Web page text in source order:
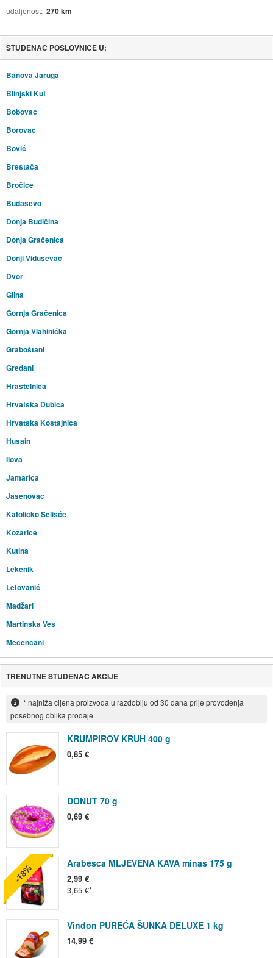
udaljenost 270 km
STUDENAC POSLOVNICE U:
Banova Jaruga
Blinjski Kut
Bobovac
Borovac
Bović
Brestača
Bročice
Budaševo
Donja Budičina
Donja Gračenica
Donji Viduševac
Dvor
Glina
Gornja Gračenica
Gornja Vlahinićka
Graboštani
Gređani
Hrastelnica
Hrvatska Dubica
Hrvatska Kostajnica
Husain
Ilova
Jamarica
Jasenovac
Katoličko Selišće
Kozarice
Kutina
Lekenik
Letovanić
Madžari
Martinska Ves
Mečenčani
TRENUTNE STUDENAC AKCIJE
* najniža cijena proizvoda u razdoblju od 30 dana prije provođenja
posebnog oblika prodaje.
KRUMPIROV KRUH 400 g
0,85 €
DONUT 70 g
0,69 €
Arabesca MLJEVENA KAVA minas 175 g
2,99 €
3,65 €
-18%
Vindon PUREĆA ŠUNKA DELUXE 1 kg
14,99 €